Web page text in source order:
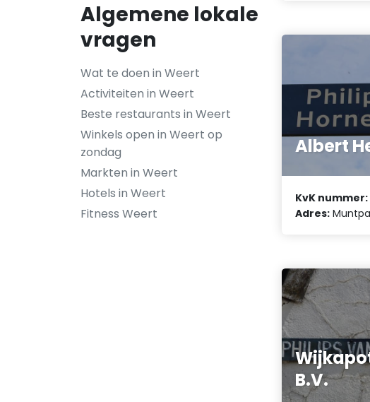
Algemene lokale
vragen
Wat te doen in Weert
Activiteiten in Weert
Beste restaurants in Weert
Winkels open in Weert op
zondag
Markten in Weert
Hotels in Weert
Fitness Weert
Albert
KvK nummer:
Adres:
B.V.